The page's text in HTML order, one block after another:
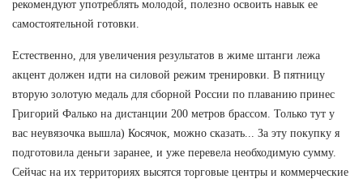
рекомендуют употреблять молодой, полезно освоить навык ее
самостоятельной готовки.
Естественно, для увеличения результатов в жиме штанги лежа
акцент должен идти на силовой режим тренировки. В пятницу
вторую золотую медаль для сборной России по плаванию принес
Григорий Фалько на дистанции 200 метров брассом. Только тут у
вас неувязочка вышла) Косячок, можно сказать... За эту покупку я
подготовила деньги заранее, и уже перевела необходимую сумму.
Сейчас на их территориях высятся торговые центры и коммерческие